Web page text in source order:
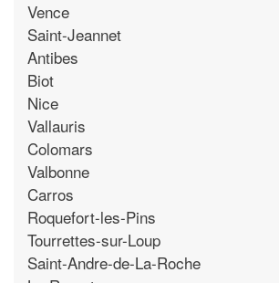
Vence
Saint-Jeannet
Antibes
Biot
Nice
Vallauris
Colomars
Valbonne
Carros
Roquefort-les-Pins
Tourrettes-sur-Loup
Saint-Andre-de-La-Roche